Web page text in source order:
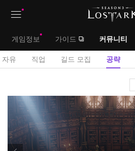
뉴
대
메
게임정보 가이드 커뮤니티
서
메
뉴
자유 직업 길드 모집 공략
략
판